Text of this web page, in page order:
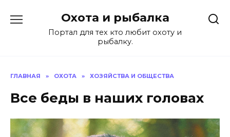
содержанию
Охота и рыбалка
Портал для тех кто любит охоту и
рыбалку.
ГЛАВНАЯ » ОХОТА » ХОЗЯЙСТВА И ОБЩЕСТВА
Все беды в наших головах